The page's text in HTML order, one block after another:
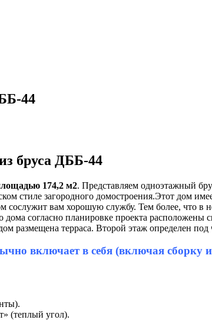
44
бруса ДББ-44
174,2 м2. Представляем одноэтажный
стиле загородного домостроения.Этот дом
вам хорошую службу. Тем более, что в
согласно планировке проекта расположены
размещена терраса. Второй этаж определен
включает в себя (включая сборку
(теплый угол).